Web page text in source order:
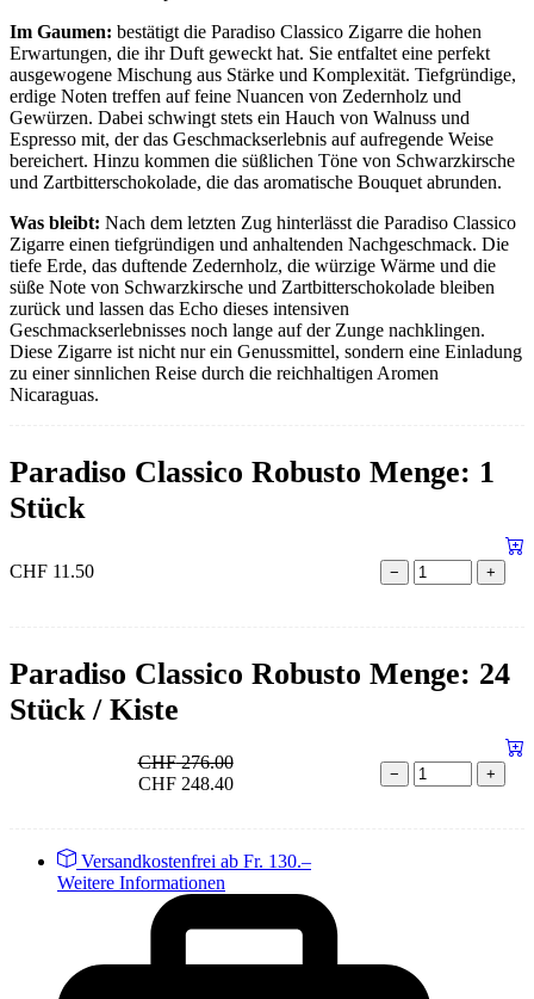
Im Gaumen: bestätigt die Paradiso Classico Zigarre die hohen
Erwartungen, die ihr Duft geweckt hat. Sie entfaltet eine perfekt
ausgewogene Mischung aus Stärke und Komplexität. Tiefgründige,
erdige Noten treffen auf feine Nuancen von Zedernholz und
Gewürzen. Dabei schwingt stets ein Hauch von Walnuss und
Espresso mit, der das Geschmackserlebnis auf aufregende Weise
bereichert. Hinzu kommen die süßlichen Töne von Schwarzkirsche
und Zartbitterschokolade, die das aromatische Bouquet abrunden.
Was bleibt: Nach dem letzten Zug hinterlässt die Paradiso Classico
Zigarre einen tiefgründigen und anhaltenden Nachgeschmack. Die
tiefe Erde, das duftende Zedernholz, die würzige Wärme und die
süße Note von Schwarzkirsche und Zartbitterschokolade bleiben
zurück und lassen das Echo dieses intensiven
Geschmackserlebnisses noch lange auf der Zunge nachklingen.
Diese Zigarre ist nicht nur ein Genussmittel, sondern eine Einladung
zu einer sinnlichen Reise durch die reichhaltigen Aromen
Nicaraguas.
Paradiso Classico Robusto Menge: 1
Stück
CHF 11.50 − +
Paradiso Classico Robusto Menge: 24
Stück / Kiste
CHF276.00
CHF248.40 − +
Versandkostenfrei ab Fr. 130.–
Weitere Informationen